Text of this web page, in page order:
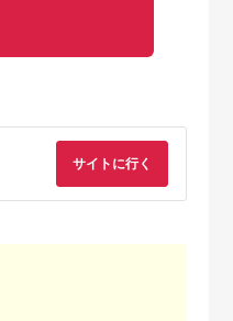
サイトに行く